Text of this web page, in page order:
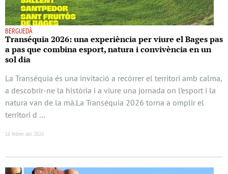
BERGUEDÀ
Transéquia 2026: una experiència per viure el Bages pas
a pas que combina esport, natura i convivència en un
sol dia
La Transéquia és una invitació a recórrer el territori amb calma,
a descobrir-ne la història i a viure una jornada on l’esport i la
natura van de la mà.La Transéquia 2026 torna a omplir el
territori d …
16 febrer del 2026